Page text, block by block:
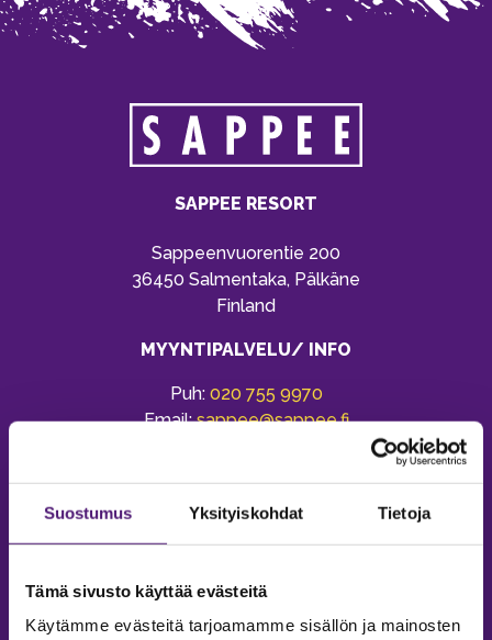
Suostumus Yksityiskohdat Tietoja
Tämä sivusto käyttää evästeitä
Käytämme evästeitä tarjoamamme sisällön ja mainosten
SAPPEE RESORT
Sappeenvuorentie 200
36450 Salmentaka, Pälkäne
Finland
MYYNTIPALVELU/ INFO
Puh: 020 755 9970
Email:sappee@sappee.fi